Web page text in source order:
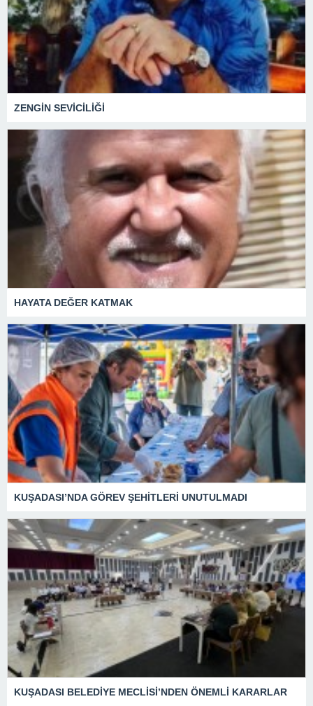
ZENGİN SEVİCİLİĞİ
HAYATA DEĞER KATMAK
KUŞADASI’NDA GÖREV ŞEHİTLERİ UNUTULMADI
KUŞADASI BELEDİYE MECLİSİ’NDEN ÖNEMLİ KARARLAR